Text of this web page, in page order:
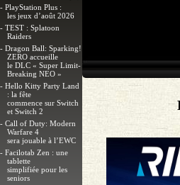
- PlayStation Plus :
les jeux d’août 2026
- TEST : Splatoon
Raiders
- Dragon Ball: Sparking!
ZERO accueille
le DLC « Super Limit-
Breaking NEO »
- Hello Kitty Party Land
: la fête
commence sur Switch
et Switch 2
- Call of Duty: Modern
Warfare 4
sera jouable à l’EWC
- Facilotab Zen : une
tablette
simplifiée pour les
seniors